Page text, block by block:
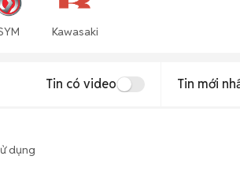
Kawasaki
Tin có video Tin mới
dụng